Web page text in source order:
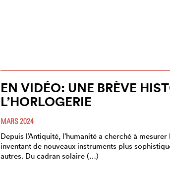
EN VIDÉO: UNE BRÈVE
L’HORLOGERIE
MARS 2024
Depuis l’Antiquité, l’humanité a cherché à
inventant de nouveaux instruments plus
autres. Du cadran solaire (…)